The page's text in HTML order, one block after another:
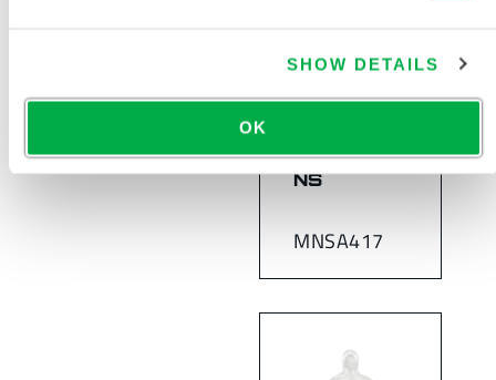
SHOW DETAILS
OK
MNSA417
con Patrón
MicroMax®
NS